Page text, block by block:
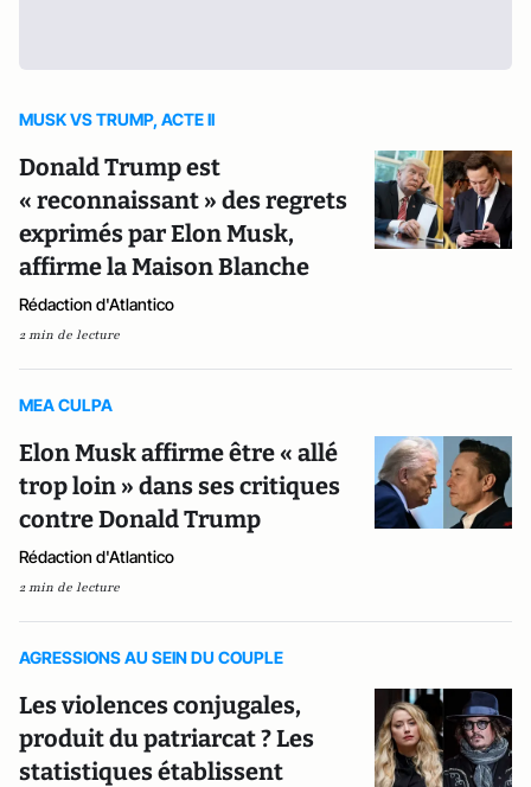
MUSK VS TRUMP, ACTE II
Donald Trump est
« reconnaissant » des regrets
exprimés par Elon Musk,
affirme la Maison Blanche
Rédaction d'Atlantico
2 min de lecture
MEA CULPA
Elon Musk affirme être « allé
trop loin » dans ses critiques
contre Donald Trump
Rédaction d'Atlantico
2 min de lecture
AGRESSIONS AU SEIN DU COUPLE
Les violences conjugales,
produit du patriarcat ? Les
statistiques établissent